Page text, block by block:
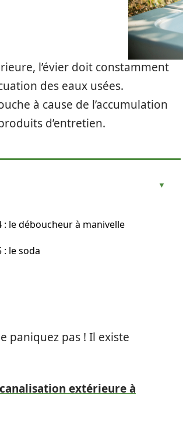
l’évier doit constamment
des eaux usées.
à cause de l’accumulation
d’entretien.
: le déboucheur à manivelle
: le soda
paniquez pas ! Il existe
extérieure à